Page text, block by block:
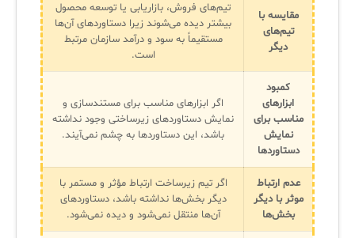
مقایسه با
تیم‌های
دیگر
تیم‌های فروش، بازاریابی یا توسعه محصول
بیشتر دیده می‌شوند زیرا دستاوردهای آن‌ها
مستقیماً به سود و درآمد سازمان مرتبط
است.
کمبود
ابزارهای
مناسب برای
نمایش
دستاوردها
اگر ابزارهای مناسب برای مستندسازی و
نمایش دستاوردهای زیرساختی وجود نداشته
باشد، این دستاوردها به چشم نمی‌آیند.
عدم ارتباط
موثر با دیگر
بخش‌ها
اگر تیم زیرساخت ارتباط مؤثر و مستمر با
دیگر بخش‌ها نداشته باشد، دستاوردهای
آن‌ها منتقل نمی‌شود و دیده نمی‌شود.
سیستم هوشمند مدیریت فروش و فاکتور
سامانه مدیریت امنیت اطلاعات
✧
سلف سرویس کاربران
سامانه مدیریت دارایی‌ها [Asset Explorer]
سامانه مدیریت پشتیبانی مشتریان
DDI
فلافلی_فناوری
آرشیو دانلودهای مدانت